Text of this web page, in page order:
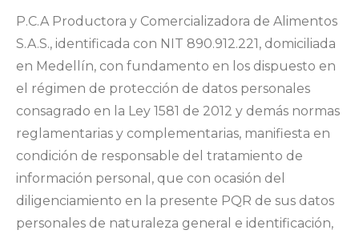
P.C.A Productora y Comercializadora de Alimentos
S.A.S., identificada con NIT 890.912.221, domiciliada
en Medellín, con fundamento en los dispuesto en
el régimen de protección de datos personales
consagrado en la Ley 1581 de 2012 y demás normas
reglamentarias y complementarias, manifiesta en
condición de responsable del tratamiento de
información personal, que con ocasión del
diligenciamiento en la presente PQR de sus datos
personales de naturaleza general e identificación,